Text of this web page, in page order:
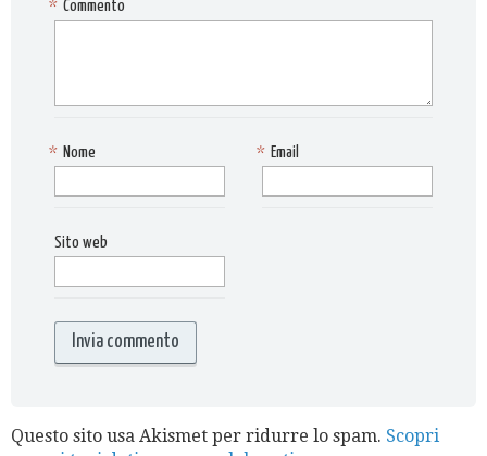
Commento
*
Nome
* Email
*
Sito web
Questo sito usa Akismet per ridurre lo spam. Scopri